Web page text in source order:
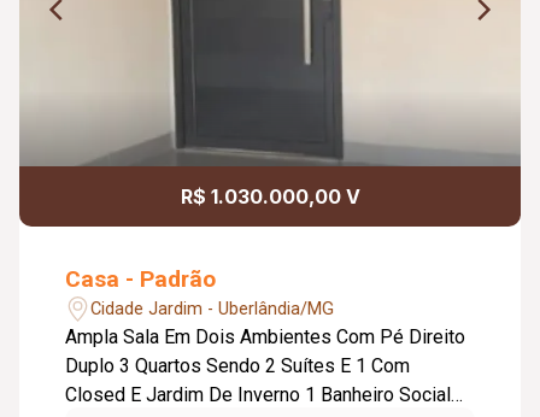
R$ 1.030.000,00 V
Casa - Padrão
Cidade Jardim - Uberlândia/MG
Ampla Sala Em Dois Ambientes Com Pé Direito
Duplo 3 Quartos Sendo 2 Suítes E 1 Com
Closed E Jardim De Inverno 1 Banheiro Social